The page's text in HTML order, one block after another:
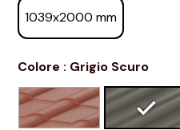
1039x2000 mm
Colore : Grigio Scuro